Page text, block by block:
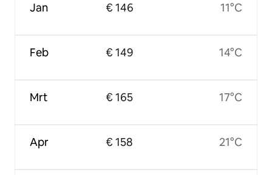
Jan
Feb
Mrt
Apr
€ 146
€ 149
€ 165
€ 158
11°C
14°C
17°C
21°C